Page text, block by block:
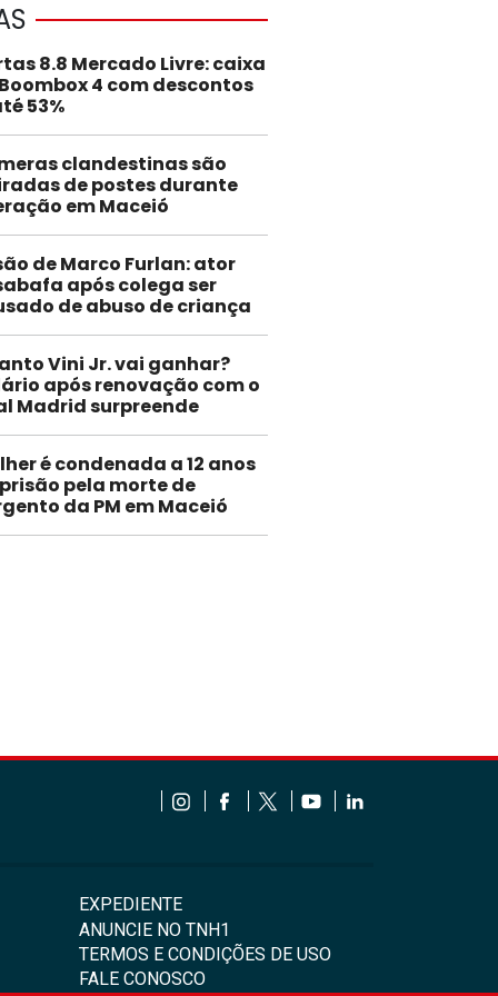
8.8 Mercado Livre: caixa
4 com descontos
53%
clandestinas são
de postes durante
em Maceió
de Marco Furlan: ator
após colega ser
de abuso de criança
Vini Jr. vai ganhar?
após renovação com o
Madrid surpreende
é condenada a 12 anos
pela morte de
da PM em Maceió
EXPEDIENTE
ANUNCIE NO TNH1
TERMOS E CONDIÇÕES DE USO
FALE CONOSCO